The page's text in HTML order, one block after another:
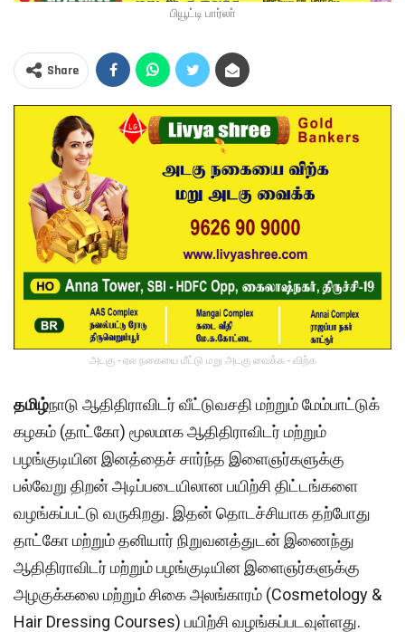
பியூட்டி பார்லா்
Share
அடகு - ஏல நகையை மீட்டு மறு அடகு வைக்க - விற்க
தமிழ்நாடு ஆதிதிராவிடர் வீட்டுவசதி மற்றும் மேம்பாட்டுக்
கழகம் (தாட்கோ) மூலமாக ஆதிதிராவிடர் மற்றும்
பழங்குடியின இனத்தைச் சார்ந்த இளைஞர்களுக்கு
பல்வேறு திறன் அடிப்படையிலான பயிற்சி திட்டங்களை
வழங்கப்பட்டு வருகிறது. இதன் தொடச்சியாக தற்போது
தாட்கோ மற்றும் தனியார் நிறுவனத்துடன் இணைந்து
ஆதிதிராவிடர் மற்றும் பழங்குடியின இளைஞர்களுக்கு
அழகுக்கலை மற்றும் சிகை அலங்காரம் (Cosmetology &
Hair Dressing Courses) பயிற்சி வழங்கப்படவுள்ளது.